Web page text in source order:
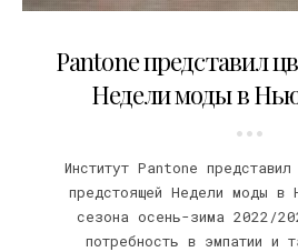
Pantone представил
Недели моды в
Институт Pantone представил
предстоящей Недели моды в
сезона осень-зима 2022/
потребность в эмпатии и